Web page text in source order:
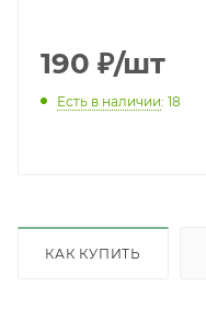
190 ₽/шт
Есть в наличии: 18
КАК КУПИТЬ